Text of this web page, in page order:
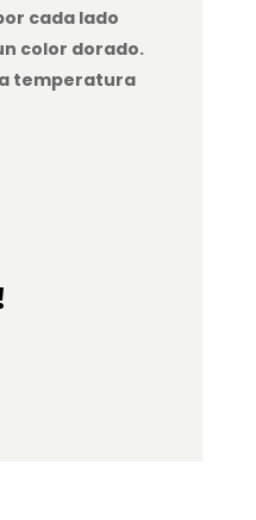
cada lado
color dorado.
temperatura